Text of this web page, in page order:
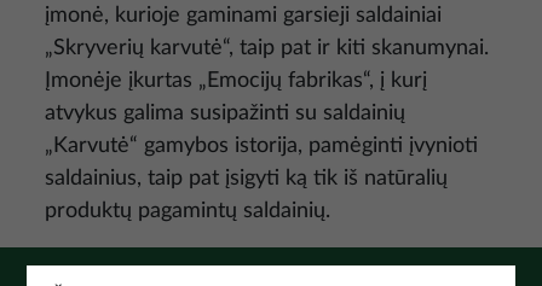
įmonė, kurioje gaminami garsieji saldainiai
„Skryverių karvutė“, taip pat ir kiti skanumynai.
Įmonėje įkurtas „Emocijų fabrikas“, į kurį
atvykus galima susipažinti su saldainių
„Karvutė“ gamybos istorija, pamėginti įvynioti
saldainius, taip pat įsigyti ką tik iš natūralių
produktų pagamintų saldainių.